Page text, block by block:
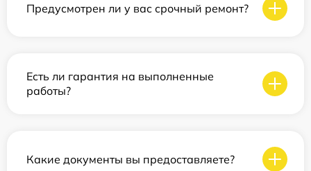
Предусмотрен ли у вас срочный ремонт?
Есть ли гарантия на выполненные
работы?
Какие документы вы предоставляете?